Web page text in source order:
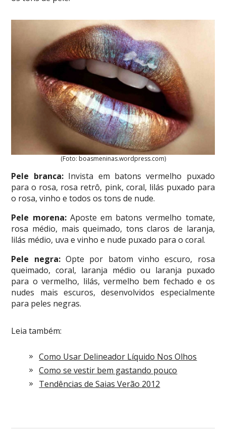
(Foto: boasmeninas.wordpress.com)
Pele branca:Invista em batons vermelho puxado
para o rosa, rosa retrô, pink, coral, lilás puxado para
o rosa, vinho e todos os tons de nude.
Pele morena:Aposte em batons vermelho tomate,
rosa médio, mais queimado, tons claros de laranja,
lilás médio, uva e vinho e nude puxado para o coral.
Pele negra:Opte por batom vinho escuro, rosa
queimado, coral, laranja médio ou laranja puxado
para o vermelho, lilás, vermelho bem fechado e os
nudes mais escuros, desenvolvidos especialmente
para peles negras.
Leia também:
Como Usar Delineador Líquido Nos Olhos
Como se vestir bem gastando pouco
Tendências de Saias Verão 2012